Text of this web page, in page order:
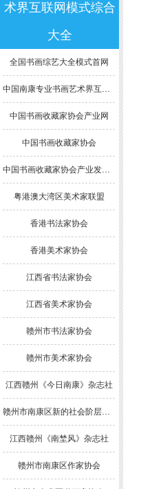
术界互联网模式综合
大全
全国书画综艺大全模式首网
中国南康专业书画艺术界互联网模式综合大全
中国书画收藏家协会产业网
中国书画收藏家协会
中国书画收藏家协会产业发展委员会
粤港澳大湾区美术家联盟
香港书法家协会
香港美术家协会
江西省书法家协会
江西省美术家协会
赣州市书法家协会
赣州市美术家协会
江西赣州《今日南康》杂志社
赣州市南康区新的社会阶层人士联谊会
江西赣州《南埜风》杂志社
赣州市南康区作家协会